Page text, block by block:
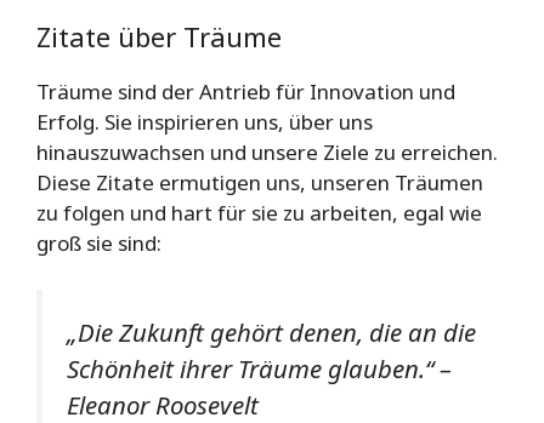
Zitate über Träume
Träume sind der Antrieb für Innovation und
Erfolg. Sie inspirieren uns, über uns
hinauszuwachsen und unsere Ziele zu erreichen.
Diese Zitate ermutigen uns, unseren Träumen
zu folgen und hart für sie zu arbeiten, egal wie
groß sie sind:
„Die Zukunft gehört denen, die an die
Schönheit ihrer Träume glauben.“ –
Eleanor Roosevelt